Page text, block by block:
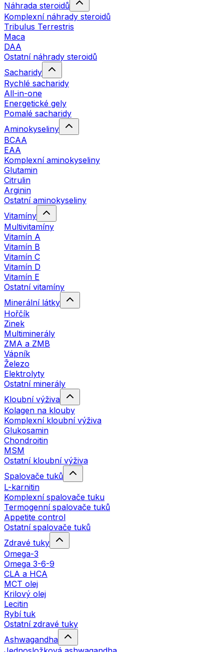
Náhrada steroidů
Komplexní náhrady steroidů
Tribulus Terrestris
Maca
DAA
Ostatní náhrady steroidů
Sacharidy
Rychlé sacharidy
All-in-one
Energetické gely
Pomalé sacharidy
Aminokyseliny
BCAA
EAA
Komplexní aminokyseliny
Glutamin
Citrulin
Arginin
Ostatní aminokyseliny
Vitamíny
Multivitamíny
Vitamín A
Vitamín B
Vitamín C
Vitamín D
Vitamín E
Ostatní vitamíny
Minerální látky
Hořčík
Zinek
Multiminerály
ZMA a ZMB
Vápník
Železo
Elektrolyty
Ostatní minerály
Kloubní výživa
Kolagen na klouby
Komplexní kloubní výživa
Glukosamin
Chondroitin
MSM
Ostatní kloubní výživa
Spalovače tuků
L-karnitin
Komplexní spalovače tuku
Termogenní spalovače tuků
Appetite control
Ostatní spalovače tuků
Zdravé tuky
Omega-3
Omega 3-6-9
CLA a HCA
MCT olej
Krilový olej
Lecitin
Rybí tuk
Ostatní zdravé tuky
Ashwagandha